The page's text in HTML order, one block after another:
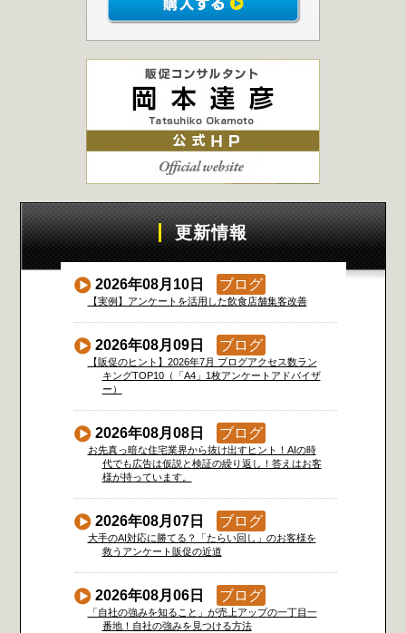
更新情報
2026年08月10日 ブログ
【実例】アンケートを活用した飲食店舗集客改善
2026年08月09日 ブログ
【販促のヒント】2026年7月 ブログアクセス数ラン
キングTOP10（「A4」1枚アンケートアドバイザ
ー）
2026年08月08日 ブログ
お先真っ暗な住宅業界から抜け出すヒント！AIの時
代でも広告は仮説と検証の繰り返し！答えはお客
様が持っています。
2026年08月07日 ブログ
大手のAI対応に勝てる？「たらい回し」のお客様を
救うアンケート販促の近道
2026年08月06日 ブログ
「自社の強みを知ること」が売上アップの一丁目一
番地！自社の強みを見つける方法